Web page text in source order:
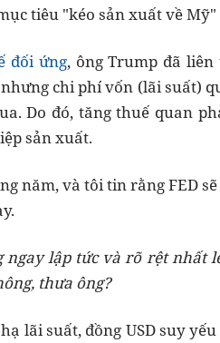
tiêu "kéo sản xuất về
đối ứng, ông Trump đã
chi phí vốn (lãi suất)
Do đó, tăng thuế quan
sản xuất.
năm, và tôi tin rằng FED
ngay lập tức và rõ rệt nhất
thưa ông?
lãi suất, đồng USD suy